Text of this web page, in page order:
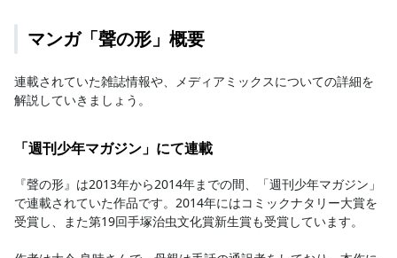
マンガ「聲の形」概要
連載されていた雑誌情報や、メディアミックスについての詳細を
解説していきましょう。
「週刊少年マガジン」にて連載
『聲の形』は2013年から2014年までの間、「週刊少年マガジン」
で連載されていた作品です。2014年にはコミックナタリー大賞を
受賞し、また第19回手塚治虫文化賞新生賞も受賞しています。